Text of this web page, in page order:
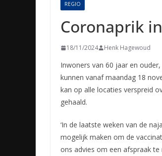
REGIO
Coronaprik
18/11/2024 Henk Hagewoud
Inwoners van 60 jaar en
kunnen vanaf maandag 18
kan op alle locaties verspreid
gehaald.
‘In de laatste weken van de
mogelijk maken om de
ons advies om een afspraak